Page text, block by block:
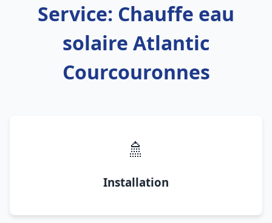
Service: Chauffe eau
solaire Atlantic
Courcouronnes
🚿
Installation